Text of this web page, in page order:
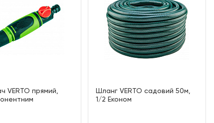
VERTO прямий,
Шланг VERTO садовий 50м,
1/2 Економ